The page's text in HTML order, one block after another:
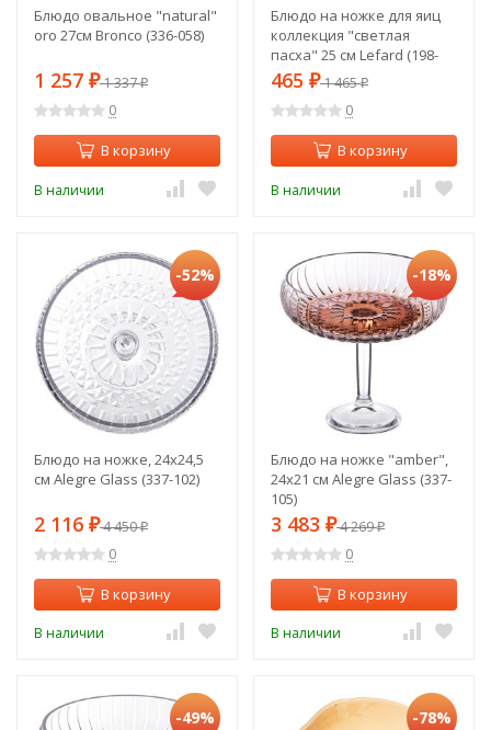
Блюдо овальное "natural"
oro 27см Bronco (336-058)
1 257 ₽1 337₽
0
В корзину
В наличии
Блюдо на ножке для яиц
коллекция "светлая
пасха" 25 см Lefard (198-
266)
465 ₽1 465₽
0
В корзину
В наличии
-52%
Блюдо на ножке, 24х24,5
см Alegre Glass (337-102)
2 116 ₽4 450₽
0
В корзину
В наличии
-18%
Блюдо на ножке "amber",
24х21 см Alegre Glass (337-
105)
3 483 ₽4 269₽
0
В корзину
В наличии
-49% -78%